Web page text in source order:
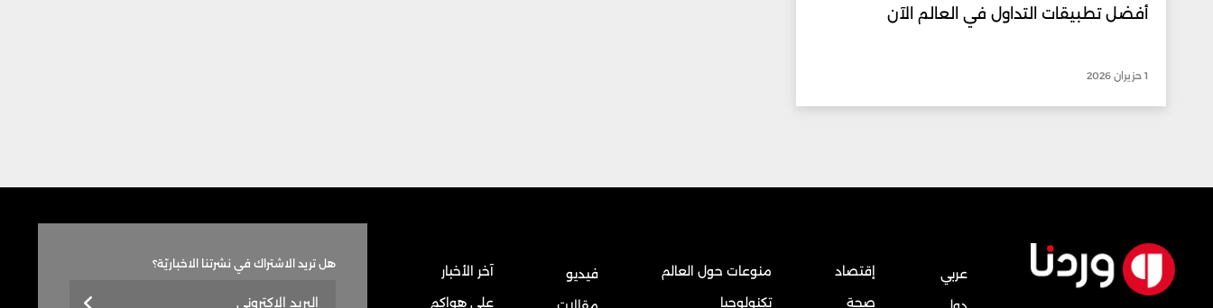
أفضل تطبيقات التداول في العالم الآن
1 حزيران 2026
عربي
إقتصاد
صحة
منوعات حول العالم
تكنولوجيا
فيديو
آخر الأخبار
على هواكم
هل تريد الاشتراك في نشرتنا الاخباريّة؟